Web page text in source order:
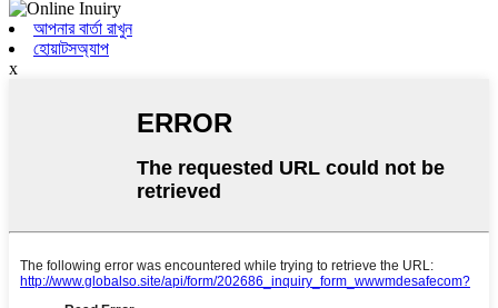
আপনার বার্তা রাখুন
হোয়াটসঅ্যাপ
x